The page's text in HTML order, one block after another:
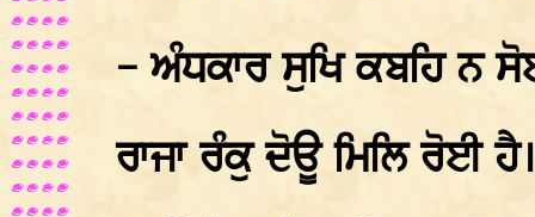
- ਅੰਧਕਾਰ ਸੁਖਿ ਕਬਹਿ ਨ
ਰਾਜਾ ਰੰਕੁ ਦੋਊ ਮਿਲਿ ਰੋਈ